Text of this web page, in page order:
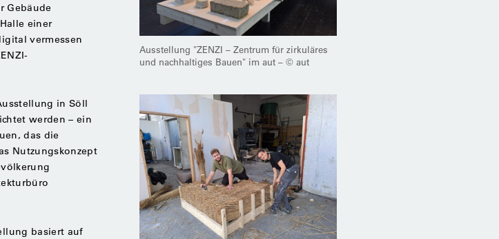
Gebäude
einer
vermessen
in Söll
werden – ein
das die
Nutzungskonzept
basiert auf
Ausstellung "ZENZI – Zentrum für zirkuläres
und nach­haltiges Bauen" im aut – © aut